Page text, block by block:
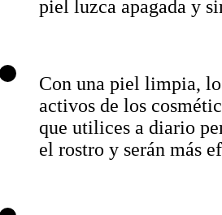
piel luzca apagada y
Con una piel limpia,
activos de los
que utilices a diario
el rostro y serán más